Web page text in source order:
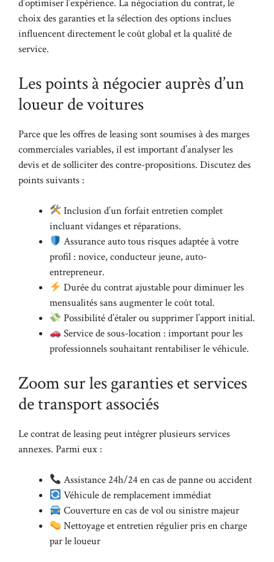
d’optimiser l’expérience. La négociation du contrat, le
choix des garanties et la sélection des options inclues
influencent directement le coût global et la qualité de
service.
Les points à négocier auprès d’un
loueur de voitures
Parce que les offres de leasing sont soumises à des marges
commerciales variables, il est important d’analyser les
devis et de solliciter des contre-propositions. Discutez des
points suivants :
Inclusion d’un forfait entretien complet
incluant vidanges et réparations.
Assurance auto tous risques adaptée à votre
profil : novice, conducteur jeune, auto-
entrepreneur.
Durée du contrat ajustable pour diminuer les
mensualités sans augmenter le coût total.
Possibilité d’étaler ou supprimer l’apport initial.
Service de sous-location : important pour les
professionnels souhaitant rentabiliser le véhicule.
Zoom sur les garanties et services
de transport associés
Le contrat de leasing peut intégrer plusieurs services
annexes. Parmi eux :
Assistance 24h/24 en cas de panne ou accident
Véhicule de remplacement immédiat
Couverture en cas de vol ou sinistre majeur
Nettoyage et entretien régulier pris en charge
par le loueur